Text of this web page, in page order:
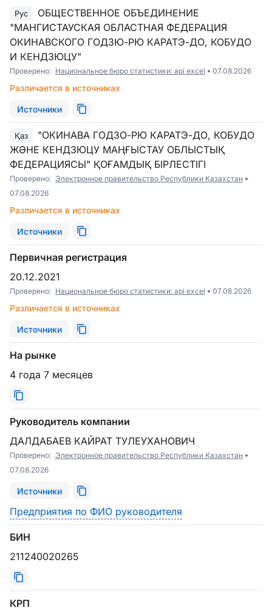
Рус
ОБЩЕСТВЕННОЕ ОБЪЕДИНЕНИЕ
"МАНГИСТАУСКАЯ ОБЛАСТНАЯ ФЕДЕРАЦИЯ
ОКИНАВСКОГО ГОДЗЮ-РЮ КАРАТЭ-ДО, КОБУДО
И КЕНДЗЮЦУ"
Проверено: Национальное бюро статистики: api excel 07.08.2026
Различается в источниках
Источники
Қаз
"ОКИНАВА ГОДЗО-РЮ КАРАТЭ-ДО, КОБУДО
ЖӘНЕ КЕНДЗЮЦУ МАҢҒЫСТАУ ОБЛЫСТЫҚ
ФЕДЕРАЦИЯСЫ" ҚОҒАМДЫҚ БІРЛЕСТІГІ
Проверено: Электронное правительство Республики Казахстан
07.08.2026
Различается в источниках
Источники
Первичная регистрация
20.12.2021
Проверено: Национальное бюро статистики: api excel 07.08.2026
Различается в источниках
Источники
На рынке
4 года 7 месяцев
Руководитель компании
ДАЛДАБАЕВ КАЙРАТ ТУЛЕУХАНОВИЧ
Проверено: Электронное правительство Республики Казахстан
07.08.2026
Источники
Предприятия по ФИО руководителя
БИН
211240020265
КРП